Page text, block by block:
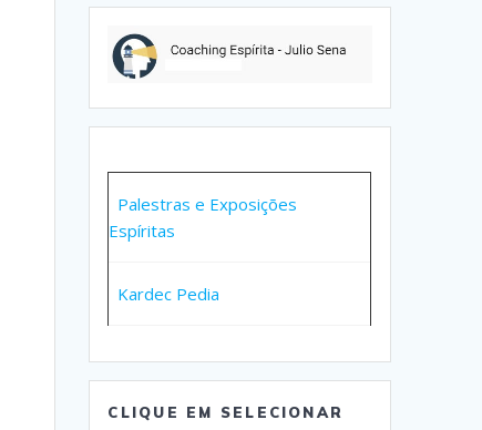
Palestras e Exposições
Espíritas
Kardec Pedia
CLIQUE EM SELECIONAR